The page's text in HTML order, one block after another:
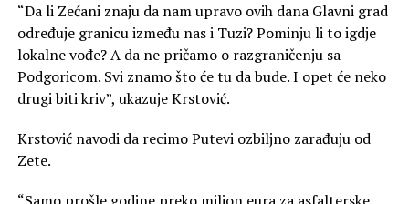
“Da li Zećani znaju da nam upravo ovih dana Glavni grad
određuje granicu između nas i Tuzi? Pominju li to igdje
lokalne vođe? A da ne pričamo o razgraničenju sa
Podgoricom. Svi znamo što će tu da bude. I opet će neko
drugi biti kriv”, ukazuje Krstović.
Krstović navodi da recimo Putevi ozbiljno zarađuju od
Zete.